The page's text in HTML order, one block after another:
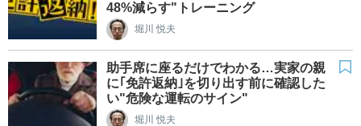
48%減らす"トレーニング
堀川 悦夫
助手席に座るだけでわかる…実家の親
に｢免許返納｣を切り出す前に確認した
い"危険な運転のサイン"
堀川 悦夫